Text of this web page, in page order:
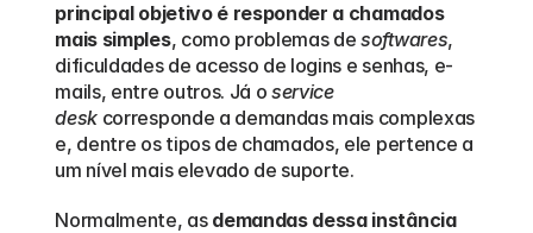
principal objetivo é responder a chamados
mais simples, como problemas de softwares,
dificuldades de acesso de logins e senhas, e-
mails, entre outros. Já o service
desk corresponde a demandas mais complexas
e, dentre os tipos de chamados, ele pertence a
um nível mais elevado de suporte.
Normalmente, as demandas dessa instância